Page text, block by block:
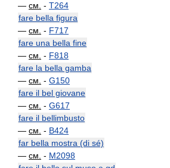
— см. - T264
fare bella figura
— см. - F717
fare una bella fine
— см. - F818
fare la bella gamba
— см. - G150
fare il bel giovane
— см. - G617
fare il bellimbusto
— см. - B424
far bella mostra (di sé)
— см. - M2098